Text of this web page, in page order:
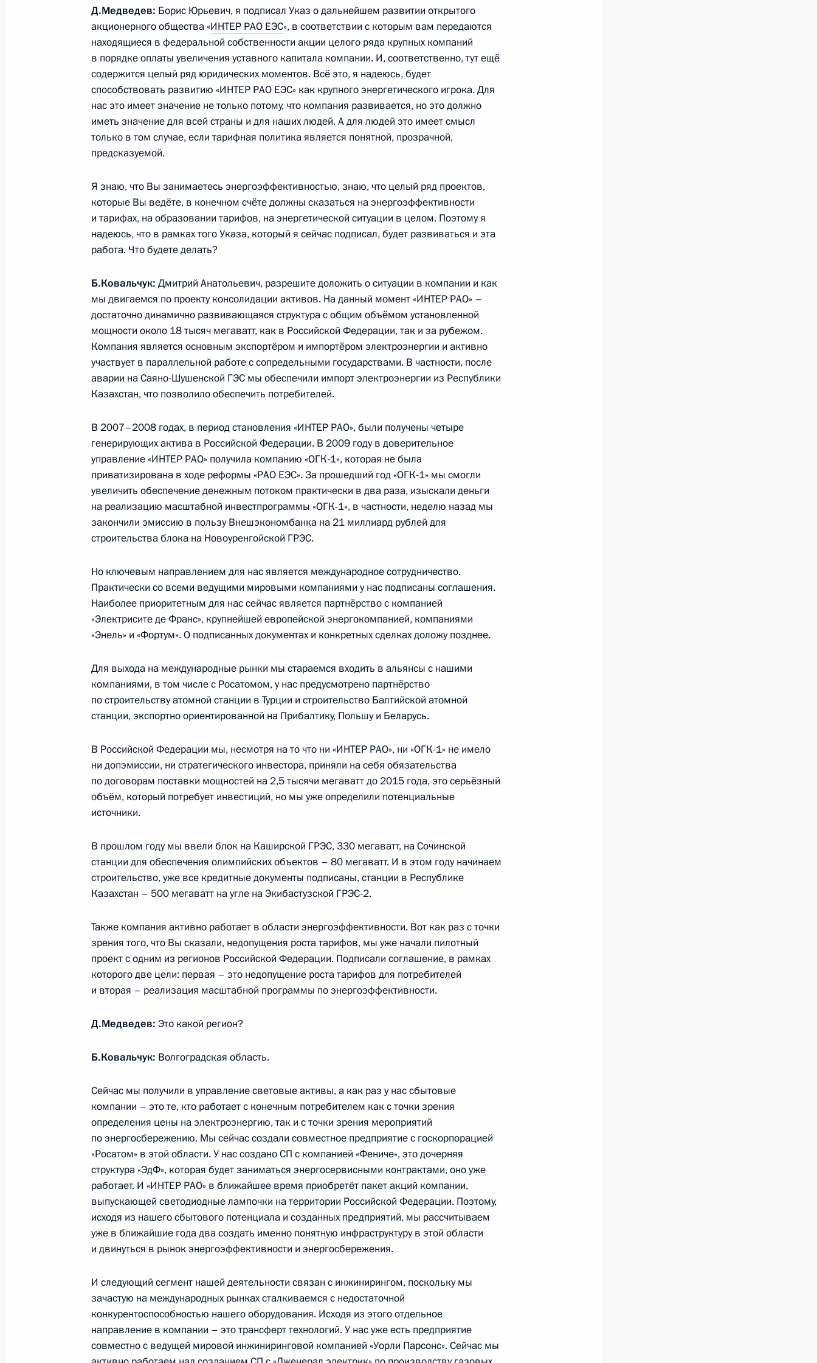
Ответы на вопросы журналистов по итогам российско-алжирских
переговоров
6 октября 2010 года, 20:00 Алжир
1
5 октября 2010 года, вторник
Выступление на церемонии вручения наград победителям
конкурса «Учитель года России – 2010»
Стенографический отчёт о встрече с лауреатами конкурса
«Учитель года России – 2010»
Рабочая встреча с губернатором Костромской области Игорем
Слюняевым
5 октября 2010 года, 17:00 Москва, Кремль
местного самоуправления
5 октября 2010 года, 14:40
4 октября 2010 года, понедельник
Совместная пресс-конференция с Президентом Украины
межрегионального экономического форума
4 октября 2010 года, 17:00 Геленджик
Начало заседания Первого российско-украинского
4 октября 2010 года, 15:30 Геленджик
Бессмысленная полоса напряжения в отношениях с Белоруссией
обязательно закончится
3 октября 2010 года, 21:45
1 октября 2010 года, пятница
Вступительное слово на заседании Совета Безопасности
Забота о пожилых людях – приоритет государства и всего
общества
1 октября 2010 года, 00:05
1
30 сентября 2010 года, четверг
Борисом Ковальчуком
29 сентября 2010 года, среда
Выступление на церемонии открытия магистрального
газопровода Соболево – Петропавловск-Камчатский
29 сентября 2010 года, 08:30 Петропавловск-Камчатский
28 сентября 2010 года, вторник
Ответы на вопросы журналистов по завершении визита в Китай
28 сентября 2010 года, 15:00 Шанхай
Д.Медведев: Борис Юрьевич, я подписал Указ о дальнейшем развитии открытого
акционерного общества «ИНТЕР РАО ЕЭС», в соответствии с которым вам передаются
находящиеся в федеральной собственности акции целого ряда крупных компаний
в порядке оплаты увеличения уставного капитала компании. И, соответственно, тут ещё
содержится целый ряд юридических моментов. Всё это, я надеюсь, будет
способствовать развитию «ИНТЕР РАО ЕЭС» как крупного энергетического игрока. Для
нас это имеет значение не только потому, что компания развивается, но это должно
иметь значение для всей страны и для наших людей. А для людей это имеет смысл
только в том случае, если тарифная политика является понятной, прозрачной,
предсказуемой.
Я знаю, что Вы занимаетесь энергоэффективностью, знаю, что целый ряд проектов,
которые Вы ведёте, в конечном счёте должны сказаться на энергоэффективности
и тарифах, на образовании тарифов, на энергетической ситуации в целом. Поэтому я
надеюсь, что в рамках того Указа, который я сейчас подписал, будет развиваться и эта
работа. Что будете делать?
Б.Ковальчук: Дмитрий Анатольевич, разрешите доложить о ситуации в компании и как
мы двигаемся по проекту консолидации активов. На данный момент «ИНТЕР РАО» –
достаточно динамично развивающаяся структура с общим объёмом установленной
мощности около 18 тысяч мегаватт, как в Российской Федерации, так и за рубежом.
Компания является основным экспортёром и импортёром электроэнергии и активно
участвует в параллельной работе с сопредельными государствами. В частности, после
аварии на Саяно-Шушенской ГЭС мы обеспечили импорт электроэнергии из Республики
Казахстан, что позволило обеспечить потребителей.
В 2007–2008 годах, в период становления «ИНТЕР РАО», были получены четыре
генерирующих актива в Российской Федерации. В 2009 году в доверительное
управление «ИНТЕР РАО» получила компанию «ОГК-1», которая не была
приватизирована в ходе реформы «РАО ЕЭС». За прошедший год «ОГК-1» мы смогли
увеличить обеспечение денежным потоком практически в два раза, изыскали деньги
на реализацию масштабной инвестпрограммы «ОГК-1», в частности, неделю назад мы
закончили эмиссию в пользу Внешэкономбанка на 21 миллиард рублей для
строительства блока на Новоуренгойской ГРЭС.
Но ключевым направлением для нас является международное сотрудничество.
Практически со всеми ведущими мировыми компаниями у нас подписаны соглашения.
Наиболее приоритетным для нас сейчас является партнёрство с компанией
«Электрисите де Франс», крупнейшей европейской энергокомпанией, компаниями
«Энель» и «Фортум». О подписанных документах и конкретных сделках доложу позднее.
Для выхода на международные рынки мы стараемся входить в альянсы с нашими
компаниями, в том числе с Росатомом, у нас предусмотрено партнёрство
по строительству атомной станции в Турции и строительство Балтийской атомной
станции, экспортно ориентированной на Прибалтику, Польшу и Беларусь.
В Российской Федерации мы, несмотря на то что ни «ИНТЕР РАО», ни «ОГК-1» не имело
ни допэмиссии, ни стратегического инвестора, приняли на себя обязательства
по договорам поставки мощностей на 2,5 тысячи мегаватт до 2015 года, это серьёзный
объём, который потребует инвестиций, но мы уже определили потенциальные
источники.
В прошлом году мы ввели блок на Каширской ГРЭС, 330 мегаватт, на Сочинской
станции для обеспечения олимпийских объектов – 80 мегаватт. И в этом году начинаем
строительство, уже все кредитные документы подписаны, станции в Республике
Казахстан – 500 мегаватт на угле на Экибастузской ГРЭС-2.
Также компания активно работает в области энергоэффективности. Вот как раз с точки
зрения того, что Вы сказали, недопущения роста тарифов, мы уже начали пилотный
проект с одним из регионов Российской Федерации. Подписали соглашение, в рамках
которого две цели: первая – это недопущение роста тарифов для потребителей
и вторая – реализация масштабной программы по энергоэффективности.
Д.Медведев: Это какой регион?
Б.Ковальчук: Волгоградская область.
Сейчас мы получили в управление световые активы, а как раз у нас сбытовые
компании – это те, кто работает с конечным потребителем как с точки зрения
определения цены на электроэнергию, так и с точки зрения мероприятий
по энергосбережению. Мы сейчас создали совместное предприятие с госкорпорацией
«Росатом» в этой области. У нас создано СП с компанией «Фениче», это дочерняя
структура «ЭдФ», которая будет заниматься энергосервисными контрактами, оно уже
работает. И «ИНТЕР РАО» в ближайшее время приобретёт пакет акций компании,
выпускающей светодиодные лампочки на территории Российской Федерации. Поэтому,
исходя из нашего сбытового потенциала и созданных предприятий, мы рассчитываем
уже в ближайшие года два создать именно понятную инфраструктуру в этой области
и двинуться в рынок энергоэффективности и энергосбережения.
И следующий сегмент нашей деятельности связан с инжинирингом, поскольку мы
зачастую на международных рынках сталкиваемся с недостаточной
конкурентоспособностью нашего оборудования. Исходя из этого отдельное
направление в компании – это трансферт технологий. У нас уже есть предприятие
совместно с ведущей мировой инжиниринговой компанией «Уорли Парсонс». Сейчас мы